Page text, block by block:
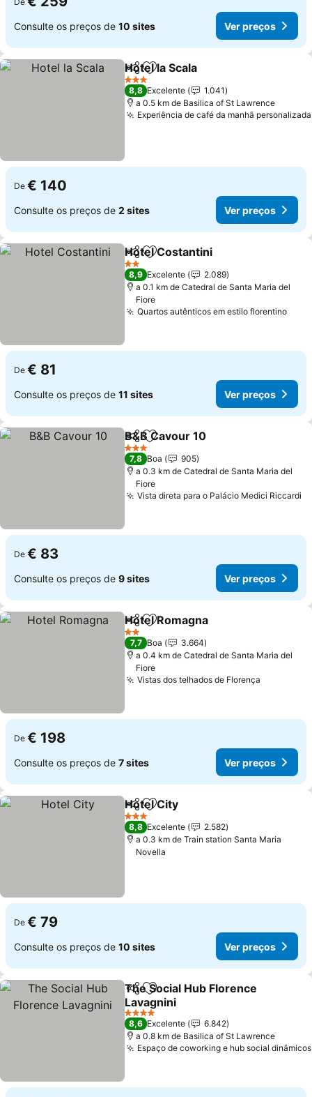
Consulte os preços de 10 sites Ver preços
PartilharAdicionar aos favoritos
Hotel la Scala
3 Estrelas
8,8 Excelente
1.041
a 0.5 km de Basilica of St Lawrence
Experiência de café da manhã personalizada
De € 140
Consulte os preços de 2 sites Ver preços
PartilharAdicionar aos favoritos
Hotel Costantini
2 Estrelas
8,9 Excelente
2.089
a 0.1 km de Catedral de Santa Maria del
Fiore
Quartos autênticos em estilo florentino
De € 81
Consulte os preços de 11 sites Ver preços
PartilharAdicionar aos favoritos
B&B Cavour 10
3 Estrelas
7,8 Boa
905
a 0.3 km de Catedral de Santa Maria del
Fiore
Vista direta para o Palácio Medici Riccardi
De € 83
Consulte os preços de 9 sites Ver preços
PartilharAdicionar aos favoritos
Hotel Romagna
2 Estrelas
7,7 Boa
3.664
a 0.4 km de Catedral de Santa Maria del
Fiore
Vistas dos telhados de Florença
De € 198
Consulte os preços de 7 sites Ver preços
PartilharAdicionar aos favoritos
Hotel City
3 Estrelas
8,8 Excelente
2.582
a 0.3 km de Train station Santa Maria
Novella
De € 79
Consulte os preços de 10 sites Ver preços
PartilharAdicionar aos favoritos
The Social Hub Florence
Lavagnini
4 Estrelas
8,6 Excelente
6.842
a 0.8 km de Basilica of St Lawrence
Espaço de coworking e hub social dinâmicos